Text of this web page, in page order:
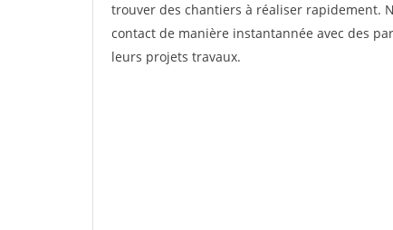
trouver des chantiers à réaliser rapidement.
contact de manière instantannée avec des
leurs projets travaux.